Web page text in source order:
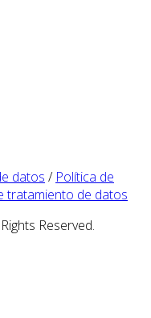
datos / Política de
tratamiento de datos
Reserved.